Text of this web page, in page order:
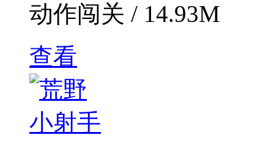
动作闯关 / 14.93M
查看